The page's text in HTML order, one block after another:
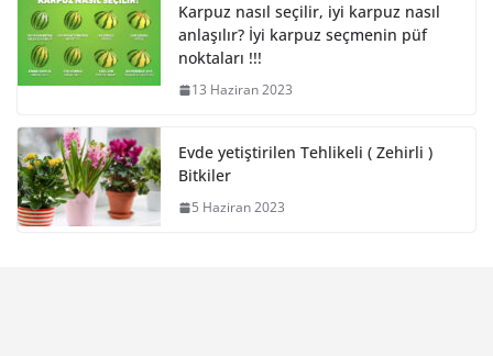
Karpuz nasıl seçilir, iyi karpuz nasıl
anlaşılır? İyi karpuz seçmenin püf
noktaları !!!
13 Haziran 2023
Evde yetiştirilen Tehlikeli ( Zehirli )
Bitkiler
5 Haziran 2023